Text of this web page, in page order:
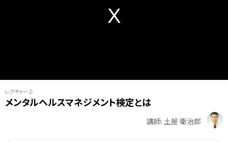
レクチャー 2:
メンタルヘルスマネジメント検定とは
講師: 土屋 衛治郎